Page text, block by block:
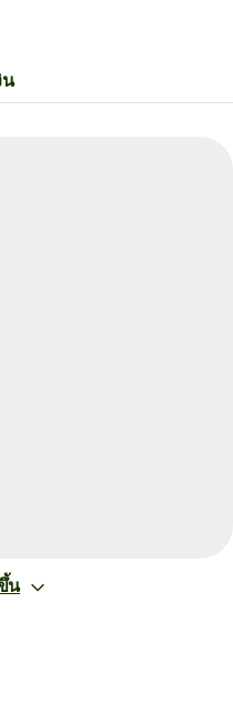
น
น